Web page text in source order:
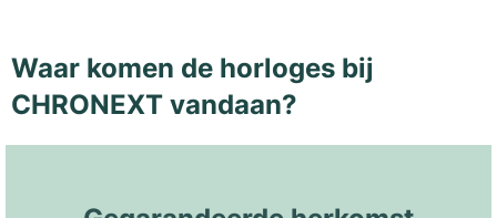
Waar komen de horloges bij
CHRONEXT vandaan?